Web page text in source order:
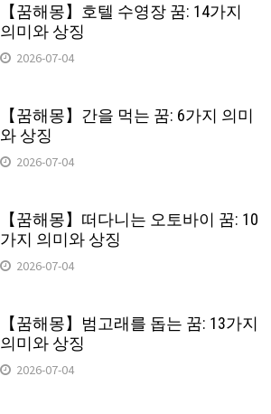
【꿈해몽】호텔 수영장 꿈: 14가지
의미와 상징
2026-07-04
【꿈해몽】간을 먹는 꿈: 6가지 의미
와 상징
2026-07-04
【꿈해몽】떠다니는 오토바이 꿈: 10
가지 의미와 상징
2026-07-04
【꿈해몽】범고래를 돕는 꿈: 13가지
의미와 상징
2026-07-04